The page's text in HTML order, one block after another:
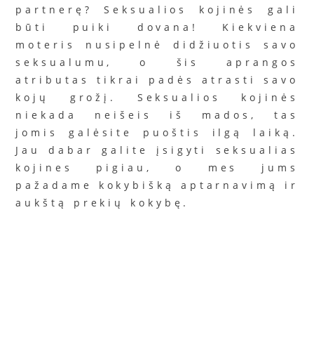
partnerę? Seksualios kojinės gali
būti puiki dovana! Kiekviena
moteris nusipelnė didžiuotis savo
seksualumu, o šis aprangos
atributas tikrai padės atrasti savo
kojų grožį. Seksualios kojinės
niekada neišeis iš mados, tas
jomis galėsite puoštis ilgą laiką.
Jau dabar galite įsigyti seksualias
kojines pigiau, o mes jums
pažadame kokybišką aptarnavimą ir
aukštą prekių kokybę.